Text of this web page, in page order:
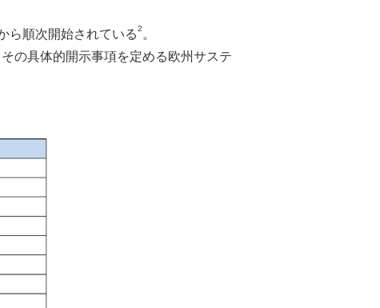
ら順次開始されている2 。
の具体的開示事項を定める欧州サステ